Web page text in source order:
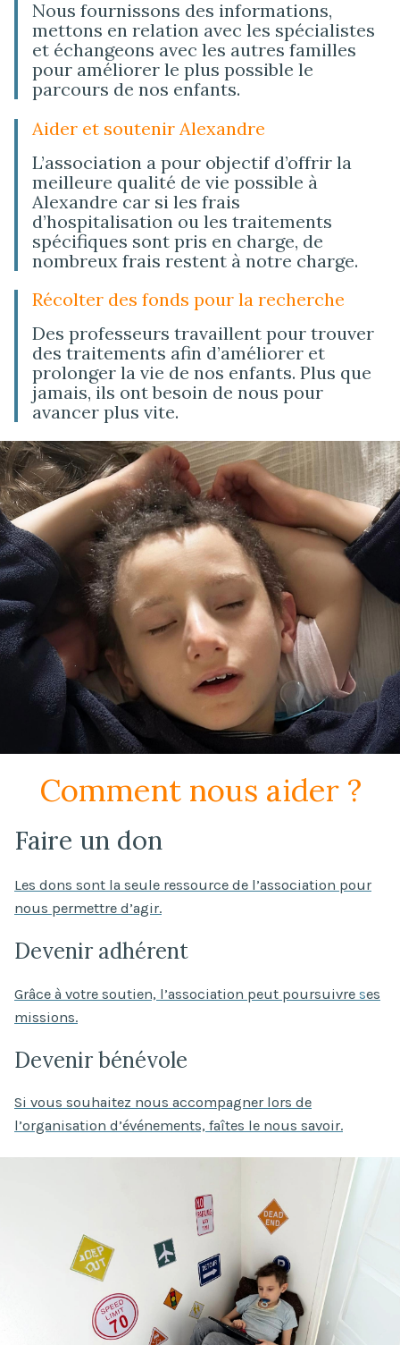
Nous fournissons des informations,
mettons en relation avec les spécialistes
et échangeons avec les autres familles
pour améliorer le plus possible le
parcours de nos enfants.
Aider et soutenir Alexandre
L’association a pour objectif d’offrir la
meilleure qualité de vie possible à
Alexandre car si les frais
d’hospitalisation ou les traitements
spécifiques sont pris en charge, de
nombreux frais restent à notre charge.
Récolter des fonds pour la recherche
Des professeurs travaillent pour trouver
des traitements afin d’améliorer et
prolonger la vie de nos enfants. Plus que
jamais, ils ont besoin de nous pour
avancer plus vite.
Comment nous aider ?
Faire un don
Les dons sont la seule ressource de l’association pour
nous permettre d’agir.
Devenir adhérent
Grâce à votre soutien, l’association peut poursuivre ses
missions.
Devenir bénévole
Si vous souhaitez nous accompagner lors de
l’organisation d’événements, faîtes le nous savoir.